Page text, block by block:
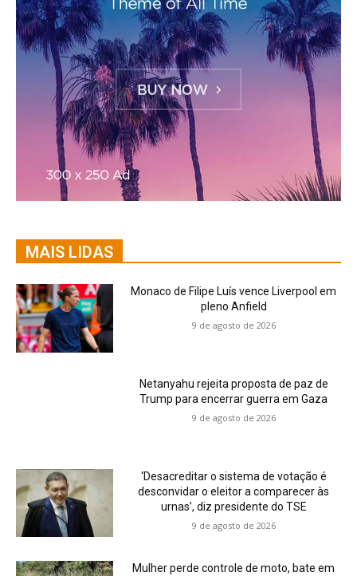
MAIS LIDAS
Monaco de Filipe Luís vence Liverpool em
pleno Anfield
9 de agosto de 2026
Netanyahu rejeita proposta de paz de
Trump para encerrar guerra em Gaza
9 de agosto de 2026
‘Desacreditar o sistema de votação é
desconvidar o eleitor a comparecer às
urnas’, diz presidente do TSE
9 de agosto de 2026
Mulher perde controle de moto, bate em